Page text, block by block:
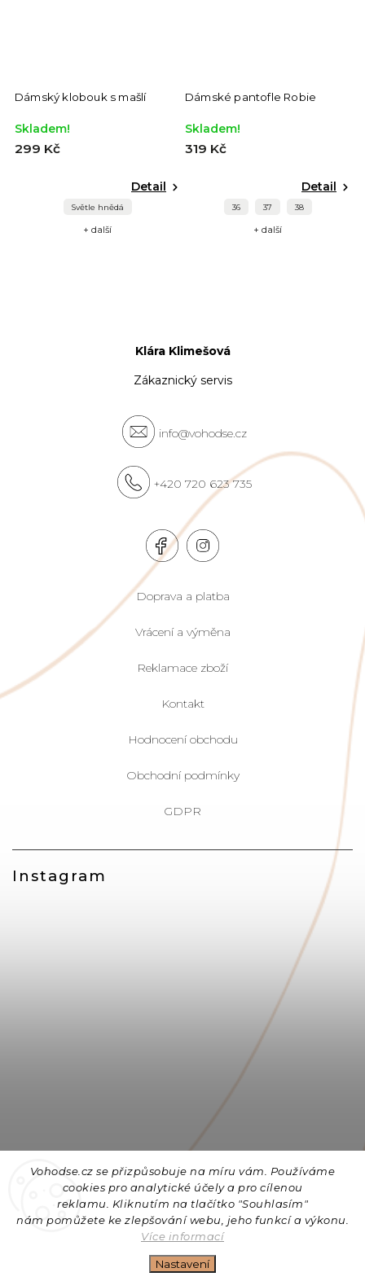
Vohodse.cz se přizpůsobuje na míru vám. Používáme
cookies pro analytické účely a pro cílenou
reklamu. Kliknutím na tlačítko "Souhlasím"
nám pomůžete ke zlepšování webu, jeho funkcí a výkonu.
Více informací
Nastavení
Dámský klobouk s mašlí
Skladem!
299 Kč
Detail
Světle hnědá
+ další
Dámské pantofle Robie
Skladem!
319 Kč
Detail
36 37 38
+ další
Instagram
Sledovat na Instagramu
Klára Klimešová
Zákaznický servis
info@vohodse.cz
+420 720 623 735
Doprava a platba
Vrácení a výměna
Reklamace zboží
Kontakt
Hodnocení obchodu
Obchodní podmínky
GDPR